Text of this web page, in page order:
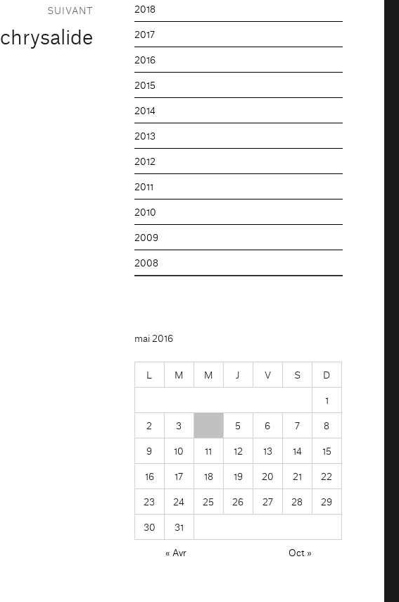
SUIVANT
chrysalide
2018
2017
2016
2015
2014
2013
2012
2011
2010
2009
2008
mai 2016
L M M J V S
D
1
2
3 5 6 7
8
9
10 11 12 13 14
15
16
17 18 19 20 21
22
23
24 25 26 27 28
29
30
31
« Avr
Oct »